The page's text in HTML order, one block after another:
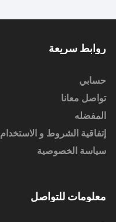
روابط سريعة
حسابي
تواصل معانا
المفضله
إتفاقية الشروط و الاستخدام
سياسة الخصوصية
معلومات للتواصل